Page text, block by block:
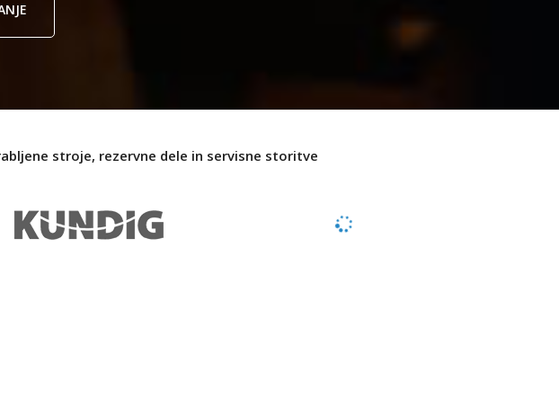
stroje, rezervne dele in servisne storitve